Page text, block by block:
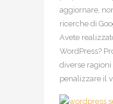
aggiornare,
ricerche di
Avete
WordPress?
diverse
penalizzare il